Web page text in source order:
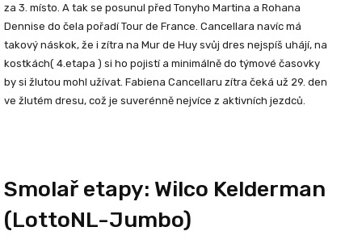
za 3. místo. A tak se posunul před Tonyho Martina a Rohana
Dennise do čela pořadí Tour de France. Cancellara navíc má
takový náskok, že i zítra na Mur de Huy svůj dres nejspíš uhájí, na
kostkách( 4.etapa ) si ho pojistí a minimálně do týmové časovky
by si žlutou mohl užívat. Fabiena Cancellaru zítra čeká už 29. den
ve žlutém dresu, což je suverénně nejvíce z aktivních jezdců.
Smolař etapy: Wilco Kelderman
(LottoNL-Jumbo)